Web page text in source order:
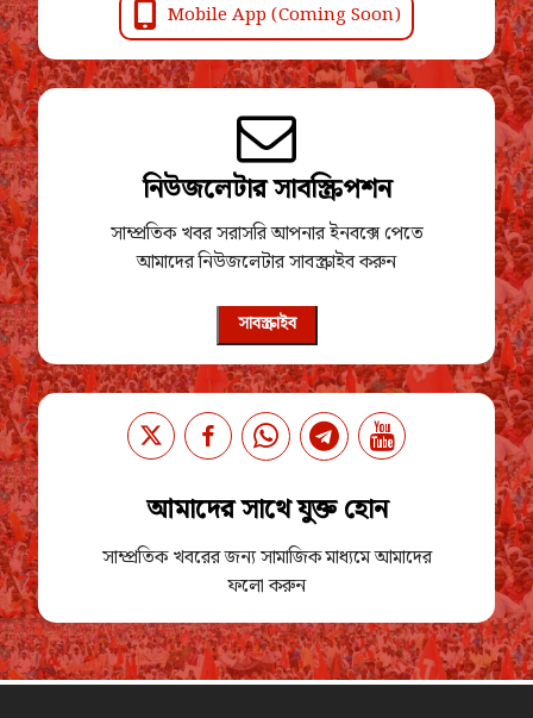
Mobile App (Coming Soon)
নিউজলেটার সাবস্ক্রিপশন
সাম্প্রতিক খবর সরাসরি আপনার ইনবক্সে পেতে
আমাদের নিউজলেটার সাবস্ক্রাইব করুন
সাবস্ক্রাইব
আমাদের সাথে যুক্ত হোন
সাম্প্রতিক খবরের জন্য সামাজিক মাধ্যমে আমাদের
ফলো করুন